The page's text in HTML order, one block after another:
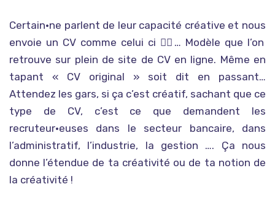
Certain•ne parlent de leur capacité créative et nous
envoie un CV comme celui ci 👈🏾 … Modèle que l’on
retrouve sur plein de site de CV en ligne. Même en
tapant « CV original » soit dit en passant…
Attendez les gars, si ça c’est créatif, sachant que ce
type de CV, c’est ce que demandent les
recruteur•euses dans le secteur bancaire, dans
l’administratif, l’industrie, la gestion …. Ça nous
donne l’étendue de ta créativité ou de ta notion de
la créativité !